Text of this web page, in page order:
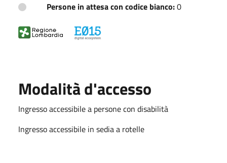
Persone in attesa con codice bianco:0
Modalità d'accesso
Ingresso accessibile a persone con disabilità
Ingresso accessibile in sedia a rotelle